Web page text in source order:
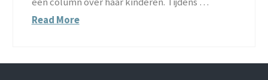
Read More